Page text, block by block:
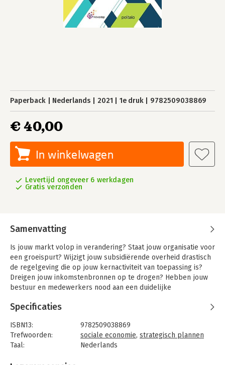
Paperback Nederlands 2021 1e druk 9782509038869
€ 40,00
In winkelwagen
Levertijd ongeveer 6 werkdagen
Gratis verzonden
Samenvatting
Is jouw markt volop in verandering? Staat jouw organisatie voor
een groeispurt? Wijzigt jouw subsidiërende overheid drastisch
de regelgeving die op jouw kernactiviteit van toepassing is?
Dreigen jouw inkomstenbronnen op te drogen? Hebben jouw
bestuur en medewerkers nood aan een duidelijke
Een weloverwogen strategie zorgt voor focus. Ze bereidt jouw
organisatie voor op de toekomst, en houdt rekening met
veranderende externe omstandigheden. Ze laat ook toe om
gerichte keuzes te maken en de juiste middelen efficiënt in te
Specificaties
ISBN13:
9782509038869
Trefwoorden:
sociale economie, strategisch plannen
Taal:
Nederlands